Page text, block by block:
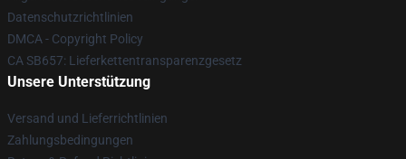
Datenschutzrichtlinien
DMCA - Copyright Policy
CA SB657: Lieferkettentransparenzgesetz
Unsere Unterstützung
Versand und Lieferrichtlinien
Zahlungsbedingungen